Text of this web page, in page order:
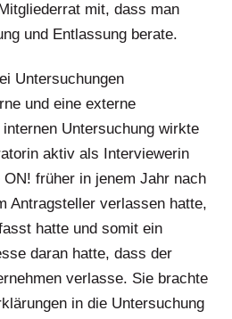
mit, dass man
und Entlassung berate.
Untersuchungen
und eine externe
Untersuchung wirkte
aktiv als Interviewerin
früher in jenem Jahr nach
Antragsteller verlassen hatte,
hatte und somit ein
daran hatte, dass der
verlasse. Sie brachte
in die Untersuchung